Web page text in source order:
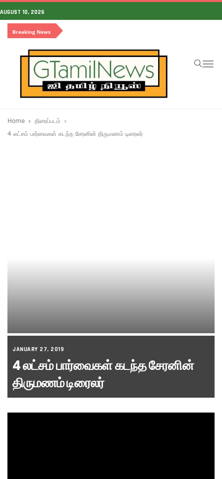
AUGUST 10, 2026
Breaking News
Home
திரைப்படம்
4 லட்சம் பார்வைகள் கடந்த சேரனின் திருமணம் டிரைலர்
JANUARY 27, 2019
4 லட்சம் பார்வைகள் கடந்த சேரனின்
திருமணம் டிரைலர்